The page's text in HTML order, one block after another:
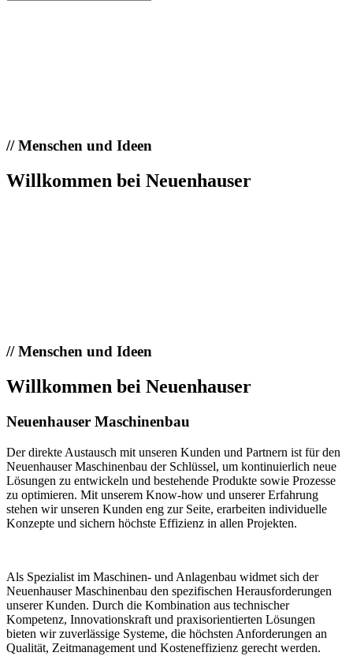
//Menschen und Ideen
Willkommen bei Neuenhauser
//Menschen und Ideen
Willkommen bei Neuenhauser
Neuenhauser Maschinenbau
Der direkte Austausch mit unseren Kunden und Partnern ist für den
Neuenhauser Maschinenbau der Schlüssel, um kontinuierlich neue
Lösungen zu entwickeln und bestehende Produkte sowie Prozesse
zu optimieren. Mit unserem Know-how und unserer Erfahrung
stehen wir unseren Kunden eng zur Seite, erarbeiten individuelle
Konzepte und sichern höchste Effizienz in allen Projekten.
Als Spezialist im Maschinen- und Anlagenbau widmet sich der
Neuenhauser Maschinenbau den spezifischen Herausforderungen
unserer Kunden. Durch die Kombination aus technischer
Kompetenz, Innovationskraft und praxisorientierten Lösungen
bieten wir zuverlässige Systeme, die höchsten Anforderungen an
Qualität, Zeitmanagement und Kosteneffizienz gerecht werden.